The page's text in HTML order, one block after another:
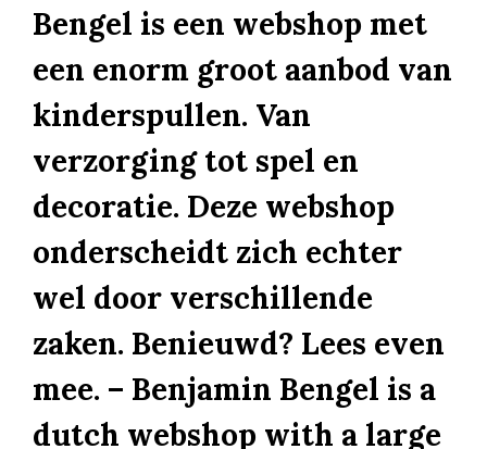
Bengel is een webshop met
een enorm groot aanbod van
kinderspullen. Van
verzorging tot spel en
decoratie. Deze webshop
onderscheidt zich echter
wel door verschillende
zaken. Benieuwd? Lees even
mee. – Benjamin Bengel is a
dutch webshop with a large